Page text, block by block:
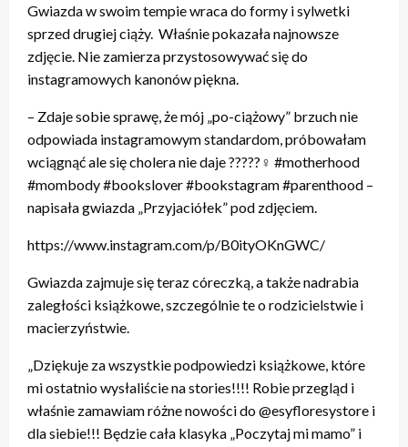
Gwiazda w swoim tempie wraca do formy i sylwetki
sprzed drugiej ciąży. Właśnie pokazała najnowsze
zdjęcie. Nie zamierza przystosowywać się do
instagramowych kanonów piękna.
– Zdaje sobie sprawę, że mój „po-ciążowy” brzuch nie
odpowiada instagramowym standardom, próbowałam
wciągnąć ale się cholera nie daje ?????‍♀️ #motherhood
#mombody #bookslover #bookstagram #parenthood –
napisała gwiazda „Przyjaciółek” pod zdjęciem.
https://www.instagram.com/p/B0ityOKnGWC/
Gwiazda zajmuje się teraz córeczką, a także nadrabia
zaległości książkowe, szczególnie te o rodzicielstwie i
macierzyństwie.
„Dziękuje za wszystkie podpowiedzi książkowe, które
mi ostatnio wysłaliście na stories!!!! Robie przegląd i
właśnie zamawiam różne nowości do @esyfloresystore i
dla siebie!!! Będzie cała klasyka „Poczytaj mi mamo” i